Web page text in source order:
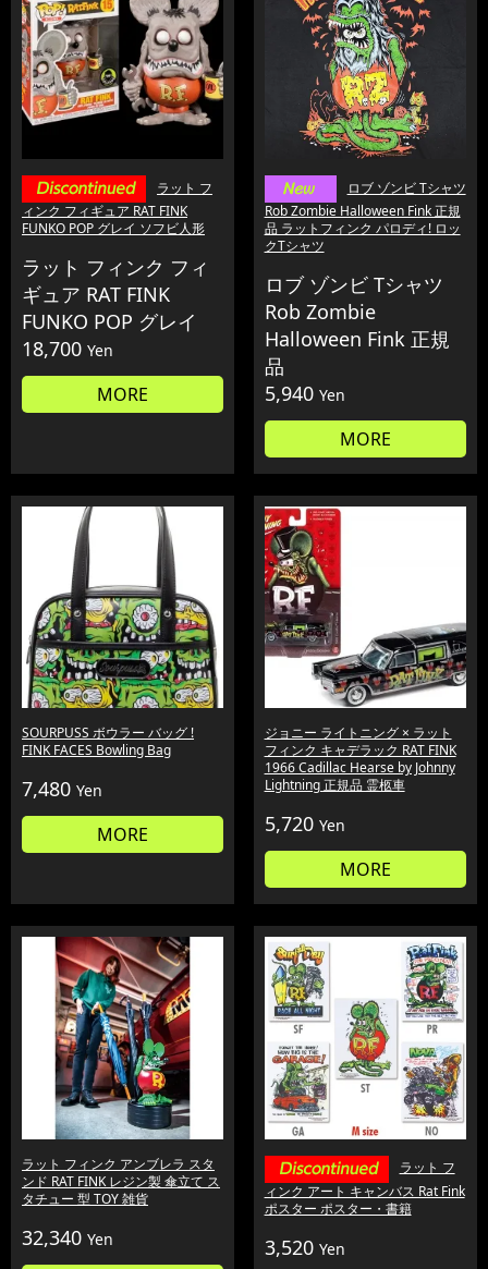
ラット フ
ィンク フィギュア RAT FINK
FUNKO POP グレイ ソフビ人形
ラット フィンク フィ
ギュア RAT FINK
FUNKO POP グレイ
18,700 Yen
MORE
ロブ ゾンビ Tシャツ
Rob Zombie Halloween Fink 正規
品 ラットフィンク パロディ! ロッ
クTシャツ
ロブ ゾンビ Tシャツ
Rob Zombie
Halloween Fink 正規
品
5,940 Yen
MORE
SOURPUSS ボウラー バッグ !
FINK FACES Bowling Bag
7,480 Yen
MORE
ジョニー ライトニング × ラット
フィンク キャデラック RAT FINK
1966 Cadillac Hearse by Johnny
Lightning 正規品 霊柩車
5,720 Yen
MORE
ラット フィンク アンブレラ スタ
ンド RAT FINK レジン製 傘立て ス
タチュー 型 TOY 雑貨
32,340 Yen
ラット フ
ィンク アート キャンバス Rat Fink
ポスター ポスター・書籍
3,520 Yen